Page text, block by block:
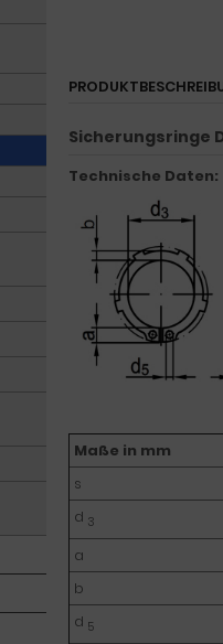
Sicherungsringe
Technische Daten:
Maße in mm
s
d 3
a
b
d 5